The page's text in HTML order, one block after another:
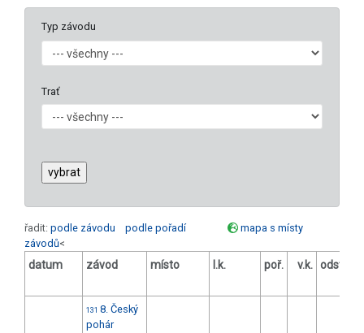
Typ závodu
Trať
řadit: podle závodu podle pořadí
mapa s místy
závodů<
datum závod místo l.k. poř. v.k. odstup
131 8. Český
pohár